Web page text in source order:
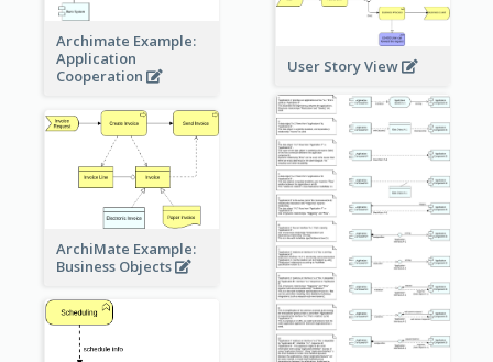
Archimate Example:
Application
Cooperation
User Story View
ArchiMate Example:
Business Objects